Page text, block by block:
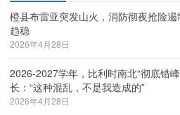
橙县布雷亚突发山火，消防彻夜抢险
趋稳
2026年4月28日
2026-2027学年，比利时南北“彻底错
长：“这种混乱，不是我造成的”
2026年4月28日